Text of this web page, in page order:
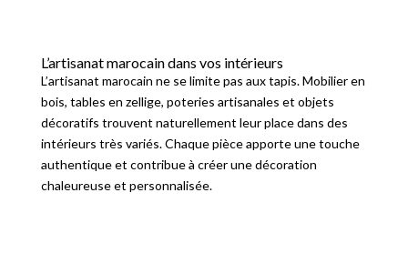
L’artisanat marocain dans vos intérieurs
L’artisanat marocain ne se limite pas aux tapis. Mobilier en
bois, tables en zellige, poteries artisanales et objets
décoratifs trouvent naturellement leur place dans des
intérieurs très variés. Chaque pièce apporte une touche
authentique et contribue à créer une décoration
chaleureuse et personnalisée.